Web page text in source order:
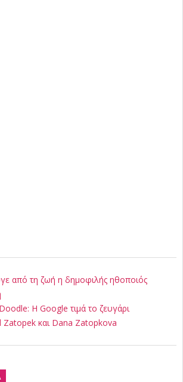
από τη ζωή η δημοφιλής ηθοποιός
Η Google τιμά το ζευγάρι
Zatopek και Dana Zatopkova